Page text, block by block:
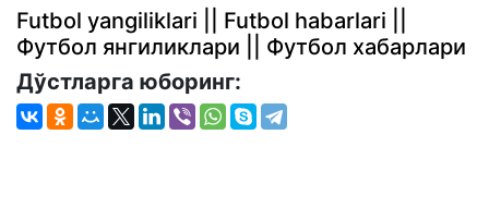
Futbol yangiliklari || Futbol habarlari ||
Футбол янгиликлари || Футбол хабарлари
Дўстларга юборинг: